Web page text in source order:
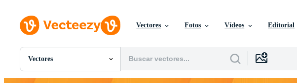
Vectores Fotos Vídeos Editorial
Vectores
Todas Imágenes